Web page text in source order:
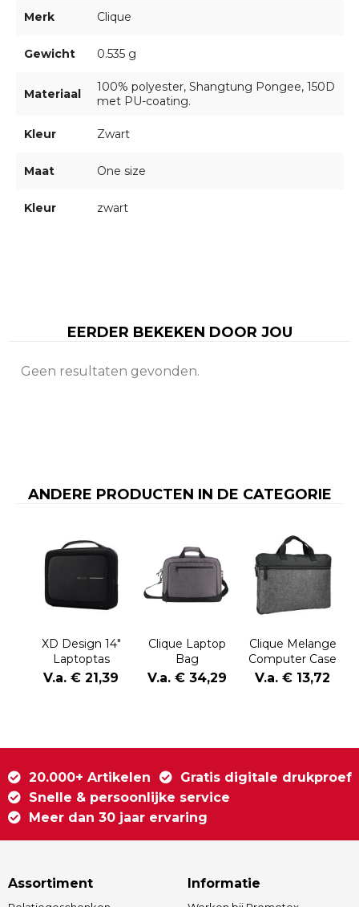
Merk Clique
Gewicht 0.535 g
Materiaal
100% polyester, Shangtung Pongee, 150D
met PU-coating.
Kleur Zwart
Maat One size
Kleur zwart
EERDER BEKEKEN DOOR JOU
Geen resultaten gevonden.
ANDERE PRODUCTEN IN DE CATEGORIE
XD Design 14"
Laptoptas
V.a. € 21,39
Clique Laptop
Bag
V.a. € 34,29
Clique Melange
Computer Case
V.a. € 13,72
20.000+ Artikelen
Gratis digitale drukproef
Snelle & persoonlijke service
Meer dan 30 jaar ervaring
Assortiment Informatie